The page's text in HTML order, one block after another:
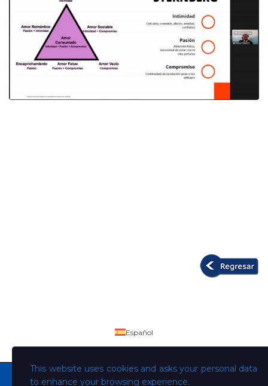
This website uses cookies and asks your personal data
to enhance your browsing experience.
Español